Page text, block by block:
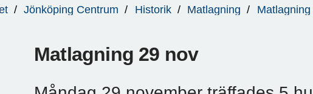
Jönköping Centrum Historik Matlagning
Matlagning 29 nov